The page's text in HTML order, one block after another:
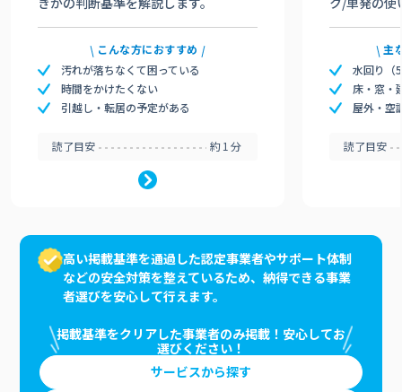
こんな方におすすめ
汚れが落ちなくて困っている
時間をかけたくない
引越し・転居の予定がある
読了目安 約1分
主
水回り（
床・窓・
屋外・空
読了目安
高い掲載基準を通過した認定事業者やサポート体制
などの安全対策を整えているため、納得できる事業
者選びを安心して行えます。
掲載基準をクリアした事業者のみ掲載！安心してお
選びください！
サービスから探す